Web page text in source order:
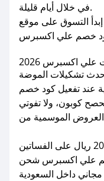
في خلال أيام قليلة.
التسوق على موقع
اكسبرس 2026
20 ريال على أحدث تشكيلات الموضة
عند تفعيل كود خصم
كوبون، ولا تفوتي
يقدّم المتجر خصومات تصل إلى 20 ريال على الفساتين
خصم علي اكسبرس شحن
داخل السعودية